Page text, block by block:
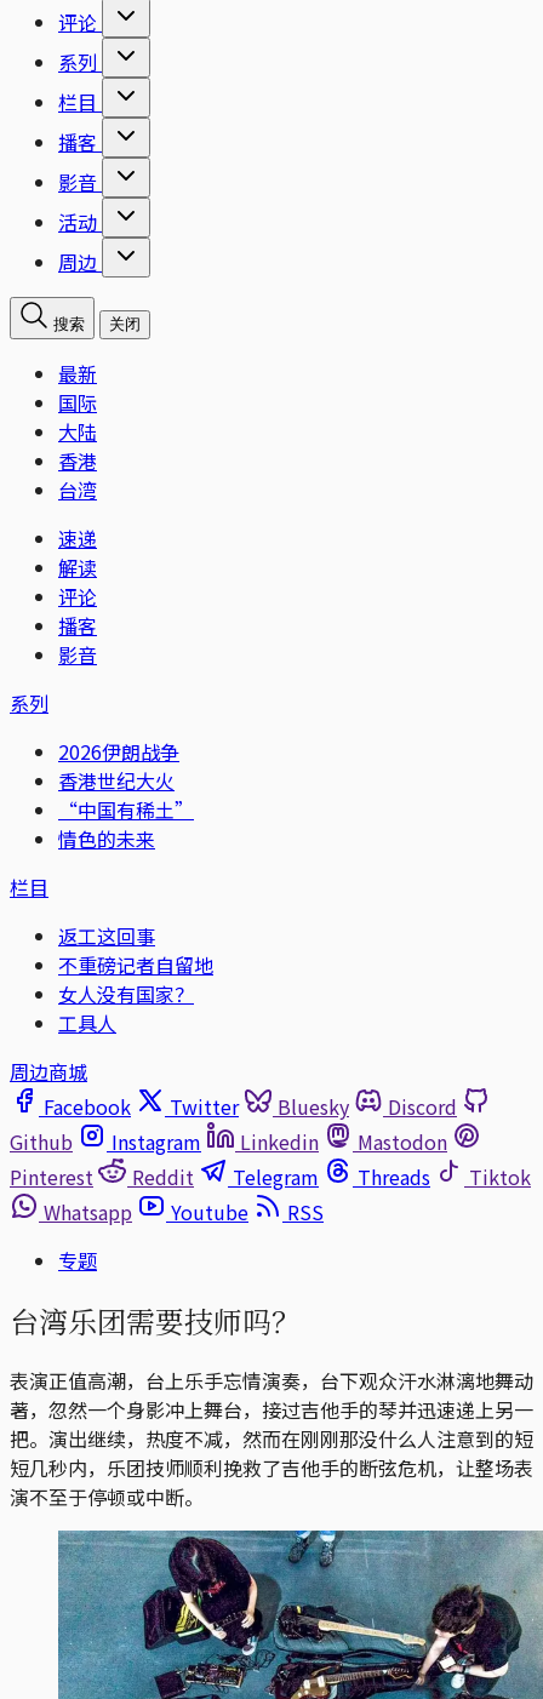
评论
系列
栏目
播客
影音
活动
周边
搜索 关闭
最新
国际
大陆
香港
台湾
速递
解读
评论
播客
影音
系列
2026伊朗战争
香港世纪大火
“中国有稀土”
情色的未来
栏目
返工这回事
不重磅记者自留地
女人没有国家？
工具人
周边商城
Facebook
Twitter Bluesky
Discord
Github
Instagram Linkedin
Mastodon
Pinterest
Reddit Telegram Threads
Tiktok
Whatsapp
Youtube
RSS
专题
台湾乐团需要技师吗？
表演正值高潮，台上乐手忘情演奏，台下观众汗水淋漓地舞动
著，忽然一个身影冲上舞台，接过吉他手的琴并迅速递上另一
把。演出继续，热度不减，然而在刚刚那没什么人注意到的短
短几秒内，乐团技师顺利挽救了吉他手的断弦危机，让整场表
演不至于停顿或中断。